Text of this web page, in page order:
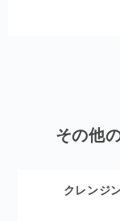
その他
クレンジ